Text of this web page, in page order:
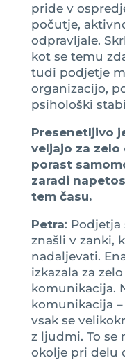
pride v
počutje,
odpravljale.
kot se temu
tudi podjetje
organizacijo,
psihološki
Presenetljivo
veljajo za zelo
porast
zaradi
tem času.
Petra: Podjetja
znašli v zanki,
nadaljevati.
izkazala za
komunikacija.
komunikacija
vsak se
z ljudmi. To se
okolje pri delu